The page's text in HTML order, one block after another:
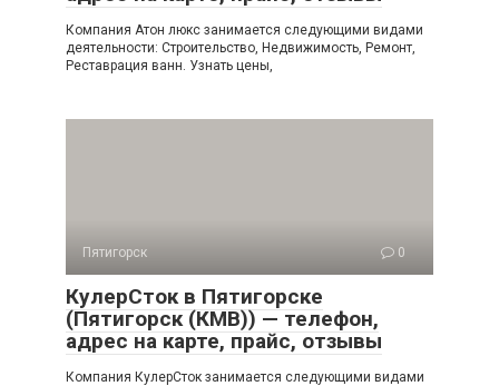
Компания Атон люкс занимается следующими видами
деятельности: Строительство, Недвижимость, Ремонт,
Реставрация ванн. Узнать цены,
Пятигорск 0
КулерСток в Пятигорске
(Пятигорск (КМВ)) — телефон,
адрес на карте, прайс, отзывы
Компания КулерСток занимается следующими видами